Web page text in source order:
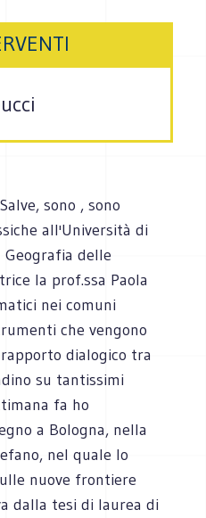
sono , sono
all'Università di
delle
la prof.ssa Paola
nei comuni
che vengono
dialogico tra
su tantissimi
fa ho
a Bologna, nella
nel quale lo
nuove frontiere
dalla tesi di laurea di